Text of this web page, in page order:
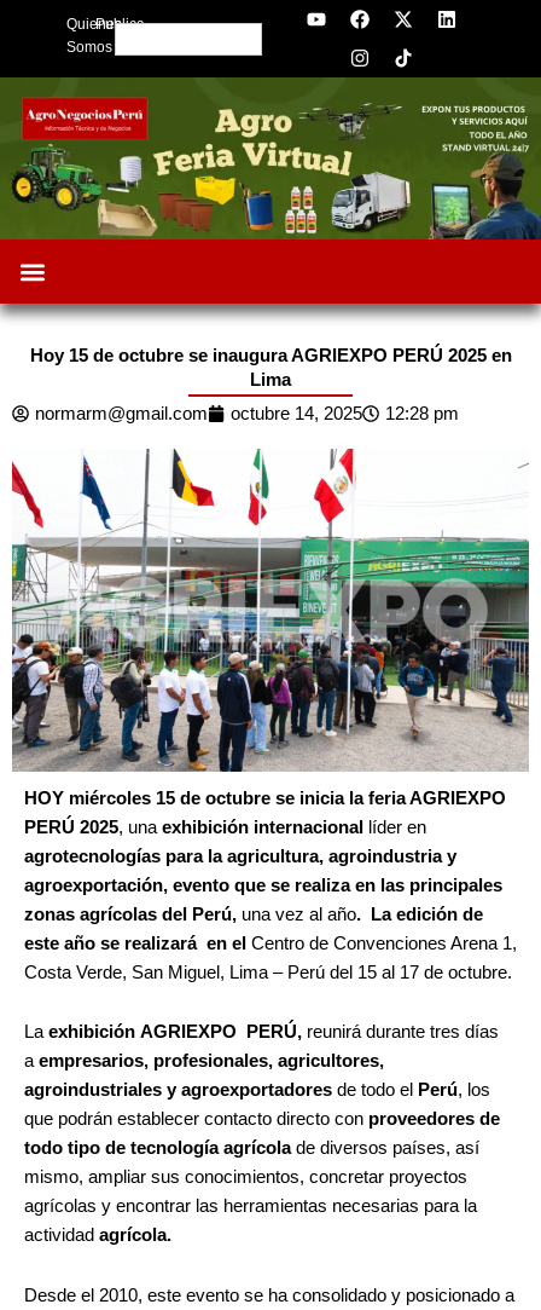
Quienes
Somos
Publica
Search
Y
o
b
e
F
a
c
e
o
o
k
X
-
t
w
t
L
i
d
n
I
n
s
t
g
r
a
Hoy 15 de octubre se inaugura AGRIEXPO PERÚ 2025 en
Lima
normarm@gmail.com
octubre 14, 2025 12:28 pm
HOY miércoles 15 de octubre se inicia la feria AGRIEXPO
PERÚ 2025, una exhibición internacional
líder en
agrotecnologías para la agricultura, agroindustria y
agroexportación, evento que se realiza en las principales
zonas agrícolas del Perú, una vez al año. La edición de
este año se realizará en el Centro de Convenciones Arena 1,
Costa Verde, San Miguel, Lima – Perú del 15 al 17 de octubre.
Laexhibición AGRIEXPO PERÚ, reunirá durante tres días
aempresarios, profesionales, agricultores,
agroindustriales y agroexportadores de todo el Perú, los
que podrán establecer contacto directo con proveedores de
todo tipo de tecnología agrícolade diversos países, así
mismo, ampliar sus conocimientos, concretar proyectos
agrícolas y encontrar las herramientas necesarias para la
actividad agrícola.
Desde el 2010, este evento se ha consolidado y posicionado a